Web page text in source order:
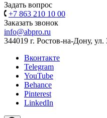
Задать вопрос
+7 863 210 10 00
Заказать звонок
info@abpro.ru
344019 г. Ростов-на-Дону, ул.
Вконтакте
Telegram
YouTube
Behance
Pinterest
LinkedIn